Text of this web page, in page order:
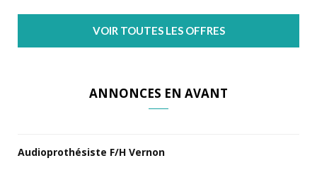
VOIR TOUTES LES OFFRES
ANNONCES EN AVANT
Audioprothésiste F/H Vernon